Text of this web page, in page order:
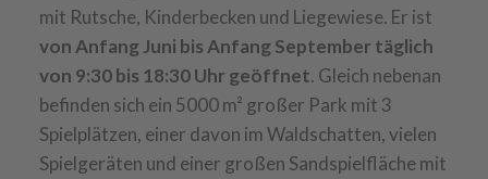
mit Rutsche, Kinderbecken und Liegewiese. Er ist
von Anfang Juni bis Anfang September täglich
von 9:30 bis 18:30 Uhr geöffnet. Gleich nebenan
befinden sich ein 5000 m² großer Park mit 3
Spielplätzen, einer davon im Waldschatten, vielen
Spielgeräten und einer großen Sandspielfläche mit